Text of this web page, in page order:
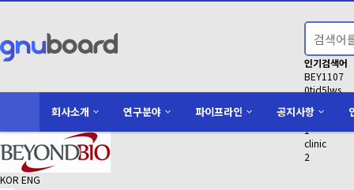
인기검색어
BEY1107
0tid5lws
액면분할
1
clinic
2
회사소개 연구분야 파이프라인 공지사항
KOR ENG